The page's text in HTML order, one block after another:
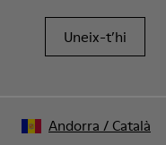
Uneix-t’hi
Andorra / Català